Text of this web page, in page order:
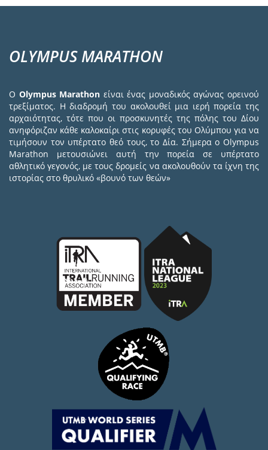
OLYMPUS MARATHON
Ο Olympus Marathon είναι ένας μοναδικός αγώνας ορεινού
τρεξίματος. Η διαδρομή του ακολουθεί μια ιερή πορεία της
αρχαιότητας, τότε που οι προσκυνητές της πόλης του Δίου
ανηφόριζαν κάθε καλοκαίρι στις κορυφές του Ολύμπου για να
τιμήσουν τον υπέρτατο θεό τους, το Δία. Σήμερα ο Olympus
Marathon μετουσιώνει αυτή την πορεία σε υπέρτατο
αθλητικό γεγονός, με τους δρομείς να ακολουθούν τα ίχνη της
ιστορίας στο θρυλικό «βουνό των θεών»